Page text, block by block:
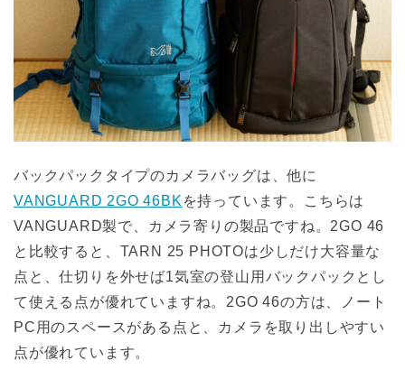
バックパックタイプのカメラバッグは、他に
VANGUARD 2GO 46BK を持っています。こちらは
VANGUARD製で、カメラ寄りの製品ですね。2GO 46
と比較すると、TARN 25 PHOTOは少しだけ大容量な
点と、仕切りを外せば1気室の登山用バックパックとし
て使える点が優れていますね。2GO 46の方は、ノート
PC用のスペースがある点と、カメラを取り出しやすい
点が優れています。